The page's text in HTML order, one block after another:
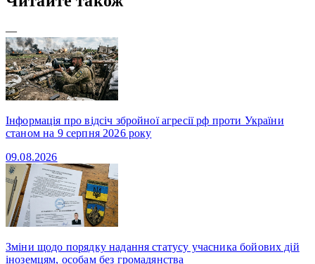
—
Інформація про відсіч збройної агресії рф проти України
станом на 9 серпня 2026 року
09.08.2026
Зміни щодо порядку надання статусу учасника бойових дій
іноземцям, особам без громадянства